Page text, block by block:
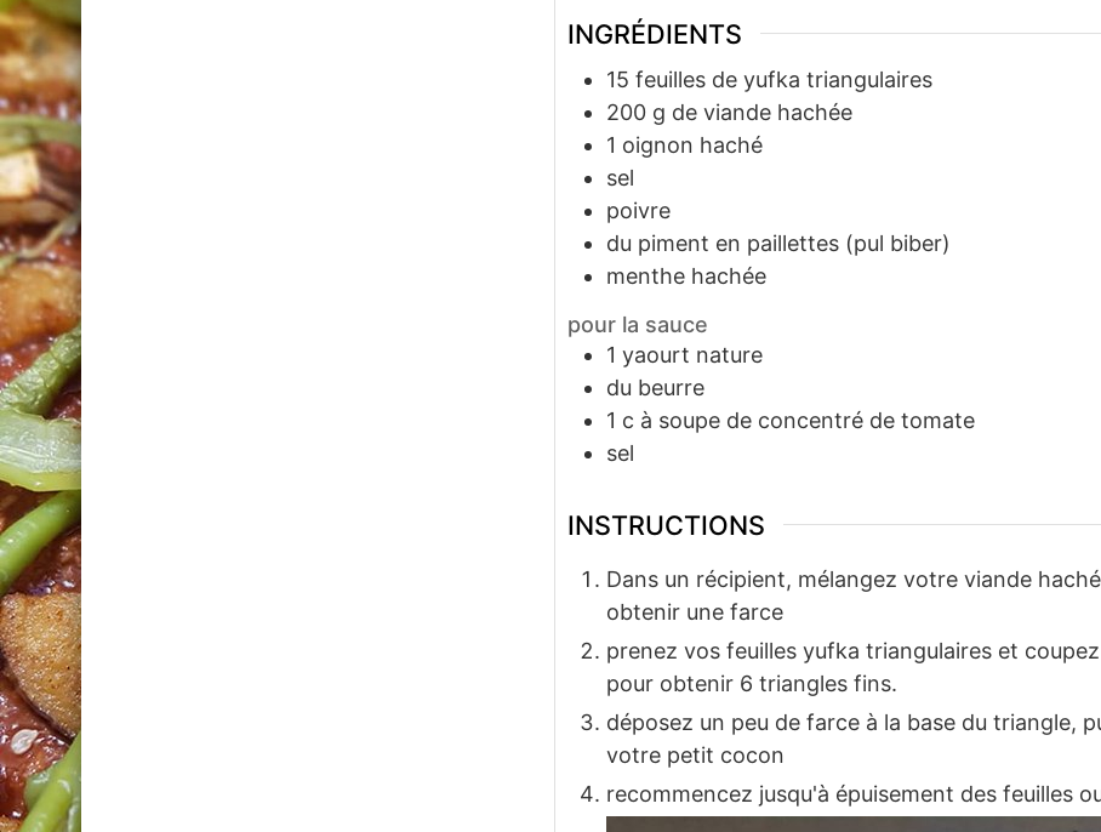
INGRÉDIENTS
15 feuilles de yufka triangulaires
200 g de viande hachée
1 oignon haché
sel
poivre
du piment en paillettes (pul biber)
menthe hachée
pour la sauce
1 yaourt nature
du beurre
1 c à soupe de concentré de tomate
sel
INSTRUCTIONS
Dans un récipient, mélangez votre viande
obtenir une farce
prenez vos feuilles yufka triangulaires et
pour obtenir 6 triangles fins.
déposez un peu de farce à la base du triangle,
votre petit cocon
recommencez jusqu'à épuisement des feuilles